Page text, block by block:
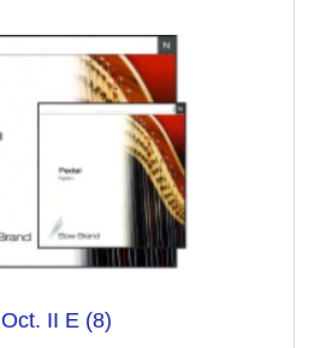
Oct. II E (8)